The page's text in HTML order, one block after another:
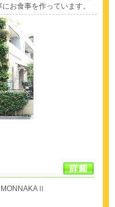
お食事を作っています。